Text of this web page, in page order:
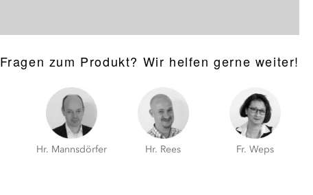
Fragen zum Produkt? Wir helfen gerne weiter!
Hr. Mannsdörfer Hr. Rees Fr. Weps